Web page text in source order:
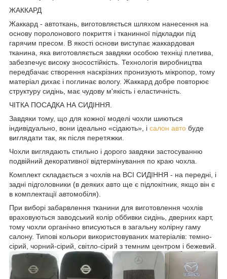
ЖАККАРД
Жаккард - автоткань, виготовляється шляхом нанесення на
основу поролонового покриття і тканинної підкладки під
гарячим пресом. В якості основи виступає жаккардовая
тканина, яка виготовляється завдяки особою техніці плетива,
забезпечує високу зносостійкість. Технологія виробництва
передбачає створення наскрізних пронизують мікропор, тому
матеріал дихає і поглинає вологу. Жаккард добре повторює
структуру сидінь, має чудову м'якість і еластичність.
ЧІТКА ПОСАДКА НА СИДІННЯ.
Завдяки тому, що для кожної моделі чохли шиються
індивідуально, вони ідеально «сідають», і салон авто буде
виглядати так, як після перетяжки.
Чохли виглядають стильно і дорого завдяки застосуванню
подвійний декоративної відтермінування по краю чохла.
Комплект складається з чохлів на ВСІ СИДІННЯ - на передні, і
задні підголовники (в деяких авто ще є підлокітник, якщо він є
в комплектації автомобіля).
При виборі забарвлення тканини для виготовлення чохлів
враховуються заводський колір оббивки сидінь, дверних карт,
тому чохли органічно вписуються в загальну колірну гаму
салону. Типові кольори використовуваних матеріалів: темно-
сірий, чорний-сірий, світло-сірий з темним центром і бежевий.